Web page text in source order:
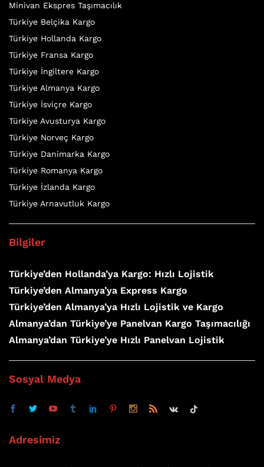
Minivan Ekspres Taşımacılık
Türkiye Belçika Kargo
Türkiye Hollanda Kargo
Türkiye Fransa Kargo
Türkiye İngiltere Kargo
Türkiye Almanya Kargo
Türkiye İsviçre Kargo
Türkiye Avusturya Kargo
Türkiye Norveç Kargo
Türkiye Danimarka Kargo
Türkiye Romanya Kargo
Türkiye İzlanda Kargo
Türkiye Arnavutluk Kargo
Bilgiler
Türkiye’den Hollanda’ya Kargo: Hızlı Lojistik
Türkiye’den Almanya’ya Express Kargo
Türkiye’den Almanya’ya Hızlı Lojistik ve Kargo
Almanya’dan Türkiye’ye Panelvan Kargo Taşımacılığı
Almanya’dan Türkiye’ye Hızlı Panelvan Lojistik
Sosyal Medya
Adresimiz